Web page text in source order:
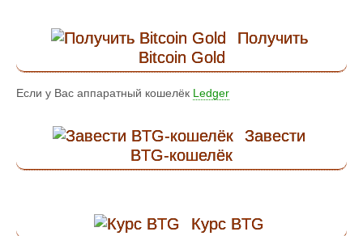
Получить
Bitcoin Gold
Если у Вас аппаратный кошелёк Ledger
Завести
BTG-кошелёк
Курс BTG